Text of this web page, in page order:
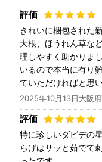
きれいに梱包された
大根、ほうれん草な
理しやすく助かりま
いるので本当に有り
ていただければと思い
2025年10月13日大阪
特に珍しいダビデの
らげはサッと茹でて